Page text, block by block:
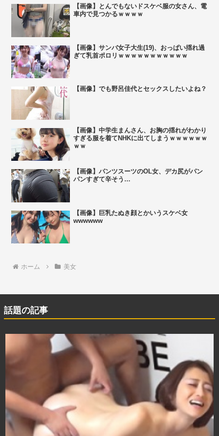
【画像】とんでもないドスケベ服の女さん、電
車内で見つかるｗｗｗｗ
【画像】サンバ女子大生(19)、おっぱい揺れ過
ぎて乳首ポロリｗｗｗｗｗｗｗｗｗｗｗ
【画像】でも野呂佳代とセックスしたいよね？
【画像】中学生まんさん、お胸の揺れがわかり
すぎる服を着てNHKに出てしまうｗｗｗｗｗｗ
ｗｗ
【画像】パンツスーツのOL女、デカ尻がパン
パンすぎて辛そう…
【画像】巨乳たぬき顔とかいうスケベ女
wwwwww
ホーム 美女
話題の記事